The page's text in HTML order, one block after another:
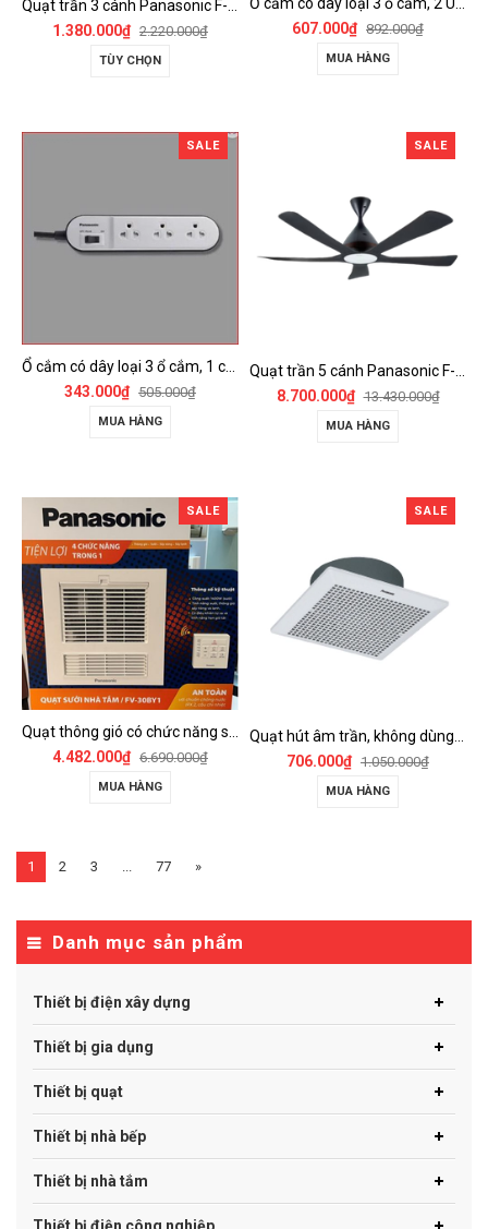
Quạt trần 3 cánh Panasonic F-60FV2
1.380.000₫ 2.220.000₫
TÙY CHỌN
607.000₫ 892.000₫
MUA HÀNG
SALE
343.000₫ 505.000₫
MUA HÀNG
SALE
Quạt trần 5 cánh Panasonic F-60DGN có đèn LED và kết nối Wireless
8.700.000₫ 13.430.000₫
MUA HÀNG
SALE
4.482.000₫ 6.690.000₫
MUA HÀNG
SALE
Quạt hút âm trần, không dùng ống dẫn Panasonic - FV-25TGU6
706.000₫ 1.050.000₫
MUA HÀNG
1 2 3 ... 77 »
Danh mục sản phẩm
Thiết bị điện xây dựng
Thiết bị gia dụng
Thiết bị quạt
Thiết bị nhà bếp
Thiết bị nhà tắm